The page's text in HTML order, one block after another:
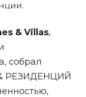
& Villas,
собрал
РЕЗИДЕНЦИЙ